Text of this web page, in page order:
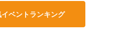
ベントランキング